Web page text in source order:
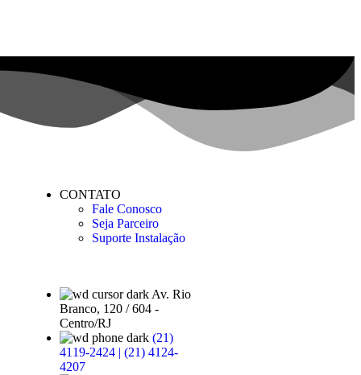
CONTATO
Fale Conosco
Seja Parceiro
Suporte Instalação
Av. Rio
Branco, 120 / 604 -
Centro/RJ
(21)
4119-2424 | (21) 4124-
4207